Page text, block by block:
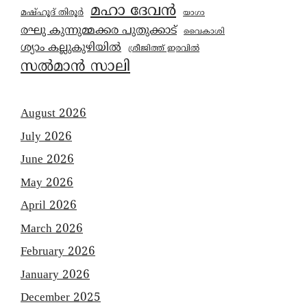
മഷ്ഹൂദ് തിരൂർ
മഹാ ദേവൻ യാഗാ
രഘു കുന്നുമ്മക്കര പുതുക്കാട് വൈകാശി
ശ്യാം കല്ലുകുഴിയിൽ ശ്രീജിത്ത് ഇരവിൽ
സൽമാൻ സാലി
August 2026
July 2026
June 2026
May 2026
April 2026
March 2026
February 2026
January 2026
December 2025